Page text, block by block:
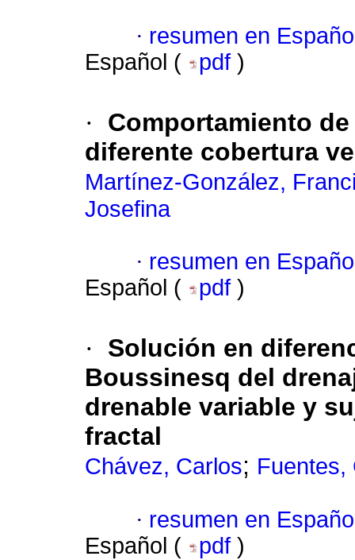
· resumen en
Español (
pdf )
·
Comportamiento
diferente cobertura
Martínez-González,
Josefina
· resumen en
Español (
pdf )
·
Solución en
Boussinesq del
drenable variable y
fractal
Chávez, Carlos; Fuentes,
· resumen en
Español (
pdf )